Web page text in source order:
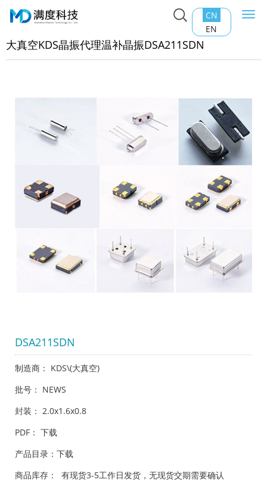
CN
EN
主页>产品中心>石英晶振
大真空KDS晶振代理温补晶振
大真空KDS晶振代理温补晶振DSA211SDN
DSA211SDN
制造商： KDS\(大真空)
批号： NEWS
封装： 2.0x1.6x0.8
PDF： 下载
产品目录： 下载
商品库存： 有现货3-5工作日发货，无现货交期需要确认